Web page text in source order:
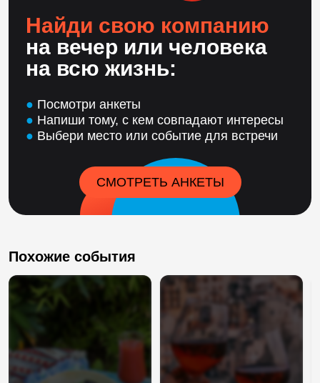
Найди свою компанию
на вечер или человека
на всю жизнь:
● Посмотри анкеты
● Напиши тому, с кем совпадают интересы
● Выбери место или событие для встречи
СМОТРЕТЬ АНКЕТЫ
Похожие события